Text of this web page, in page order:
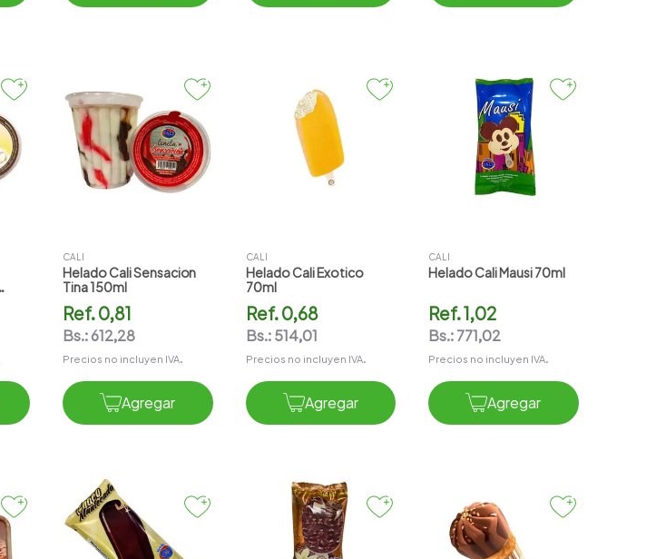
CALI
Helado Cali Sensacion
Tina 150ml
Ref.0,81
Bs.:612,28
Precios no incluyen IVA.
Agregar
CALI
Helado Cali Exotico
70ml
Ref.0,68
Bs.: 514,01
Precios no incluyen IVA.
Agregar
CALI
Helado Cali Mausi 70ml
Ref.1,02
Bs.:771,02
Precios no incluyen IVA.
Agregar